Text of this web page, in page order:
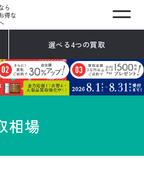
ら
得な
選べる4つの買取
相場